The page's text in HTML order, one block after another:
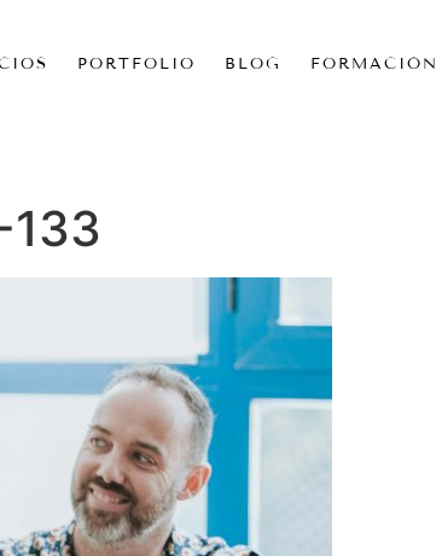
PORTFOLIO BLOG FORMACIÓN
133